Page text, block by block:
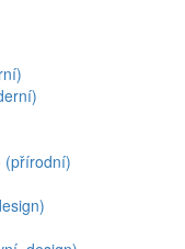
(přírodní)